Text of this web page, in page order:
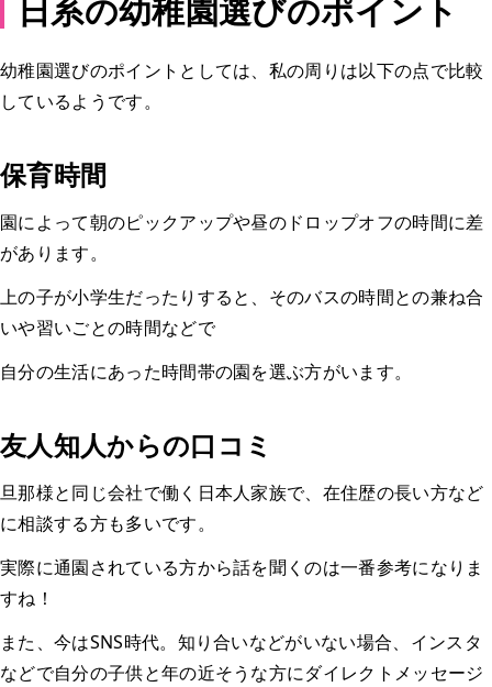
日系の幼稚園選びのポイント
幼稚園選びのポイントとしては、私の周りは以下の点で比較
しているようです。
保育時間
園によって朝のピックアップや昼のドロップオフの時間に差
があります。
上の子が小学生だったりすると、そのバスの時間との兼ね合
いや習いごとの時間などで
自分の生活にあった時間帯の園を選ぶ方がいます。
友人知人からの口コミ
旦那様と同じ会社で働く日本人家族で、在住歴の長い方など
に相談する方も多いです。
実際に通園されている方から話を聞くのは一番参考になりま
すね！
また、今はSNS時代。知り合いなどがいない場合、インスタ
などで自分の子供と年の近そうな方にダイレクトメッセージ